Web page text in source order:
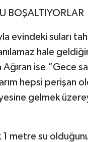
BOŞALTIYORLAR
evindeki suları
hale
Ağıran ise “Gece
hepsi perişan
gelmek
1 metre su